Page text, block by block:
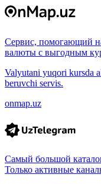
Сервис, помогающий
валюты с выгодным
Valyutani yuqori kursda
beruvchi servis.
onmap.uz
Самый большой
Только активные